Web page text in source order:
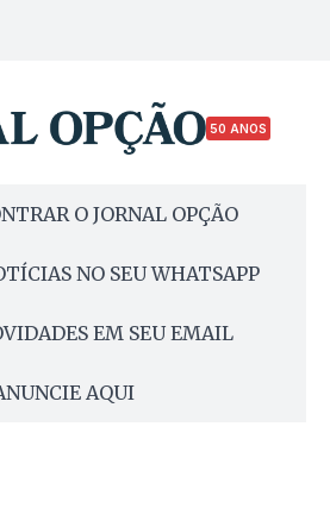
50 ANOS
O JORNAL OPÇÃO
NO SEU WHATSAPP
EM SEU EMAIL
AQUI